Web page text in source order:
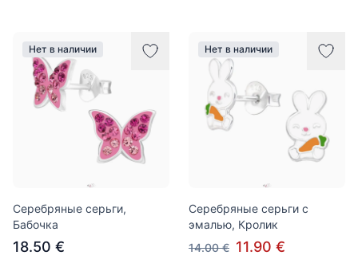
Нет в наличии
Серебряные серьги,
Бабочка
18.50 €
Нет в наличии
Серебряные серьги с
эмалью, Кролик
14.00 € 11.90 €